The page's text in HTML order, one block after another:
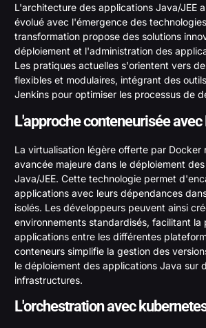
L'architecture des applications Java/JEE
évolué avec l'émergence des
transformation propose des solutions
déploiement et l'administration des
Les pratiques actuelles s'orientent vers
flexibles et modulaires, intégrant des
Jenkins pour optimiser les processus de
L'approche conteneurisée avec
La virtualisation légère offerte par Docker
avancée majeure dans le déploiement
Java/JEE. Cette technologie permet
applications avec leurs dépendances
isolés. Les développeurs peuvent ainsi
environnements standardisés, facilitant la
applications entre les différentes
conteneurs simplifie la gestion des
le déploiement des applications Java sur
infrastructures.
L'orchestration avec